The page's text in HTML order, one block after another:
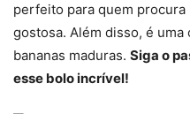
perfeito para quem
gostosa. Além disso, é
bananas maduras. Siga o
esse bolo incrível!